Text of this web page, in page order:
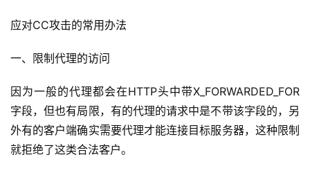
应对CC攻击的常用办法
一、限制代理的访问
因为一般的代理都会在HTTP头中带X_FORWARDED_FOR
字段，但也有局限，有的代理的请求中是不带该字段的，另
外有的客户端确实需要代理才能连接目标服务器，这种限制
就拒绝了这类合法客户。